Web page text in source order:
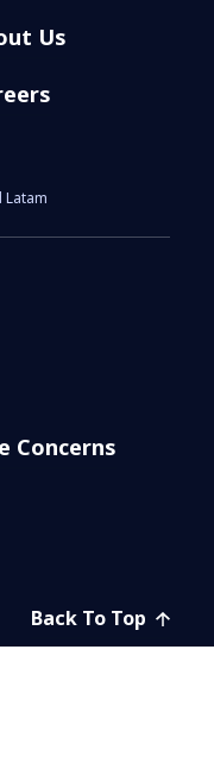
Us
Latam
Concerns
Back To Top